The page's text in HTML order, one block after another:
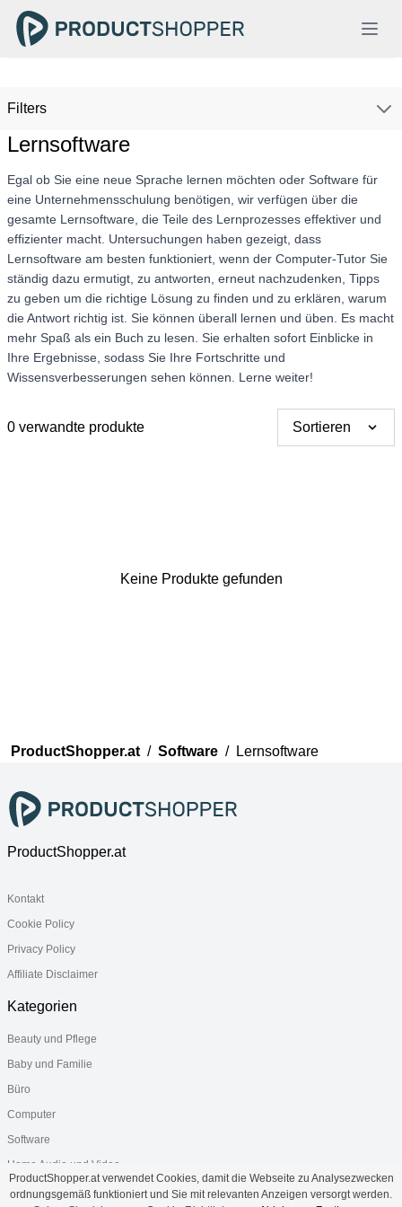
Filters
Lernsoftware
Egal ob Sie eine neue Sprache lernen möchten oder Software für
eine Unternehmensschulung benötigen, wir verfügen über die
gesamte Lernsoftware, die Teile des Lernprozesses effektiver und
effizienter macht. Untersuchungen haben gezeigt, dass
Lernsoftware am besten funktioniert, wenn der Computer-Tutor Sie
ständig dazu ermutigt, zu antworten, erneut nachzudenken, Tipps
zu geben um die richtige Lösung zu finden und zu erklären, warum
die Antwort richtig ist. Sie können überall lernen und üben. Es macht
mehr Spaß als ein Buch zu lesen. Sie erhalten sofort Einblicke in
Ihre Ergebnisse, sodass Sie Ihre Fortschritte und
Wissensverbesserungen sehen können. Lerne weiter!
0 verwandte produkte Sortieren
Keine Produkte gefunden
Vielen Dank für Ihr
ProductShopper.at / Software / Lernsoftware
ProductShopper.at
Kontakt
Cookie Policy
Privacy Policy
Affiliate Disclaimer
Kategorien
Beauty und Pflege
Baby und Familie
Büro
Computer
Software
Home Audio und Video
Gesundheit
ProductShopper.at verwendet Cookies, damit die Webseite zu Analysezwecken
ordnungsgemäß funktioniert und Sie mit relevanten Anzeigen versorgt werden.